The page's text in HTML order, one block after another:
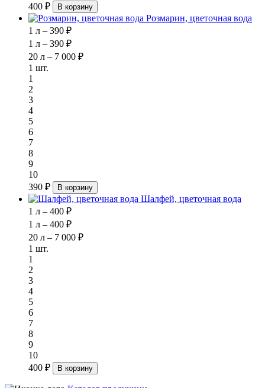
400 ₽
В корзину
Розмарин, цветочная вода
1 л – 390 ₽
1 л – 390 ₽
20 л – 7 000 ₽
1 шт.
1
2
3
4
5
6
7
8
9
10
390 ₽
В корзину
Шалфей, цветочная вода
1 л – 400 ₽
1 л – 400 ₽
20 л – 7 000 ₽
1 шт.
1
2
3
4
5
6
7
8
9
10
400 ₽
В корзину